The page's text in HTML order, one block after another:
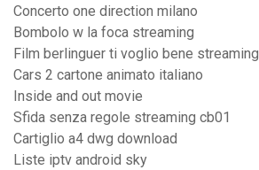
Concerto one direction milano
Bombolo w la foca streaming
Film berlinguer ti voglio bene streaming
Cars 2 cartone animato italiano
Inside and out movie
Sfida senza regole streaming cb01
Cartiglio a4 dwg download
Liste iptv android sky